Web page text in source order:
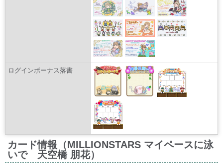
ログインボーナス落書
カード情報（MILLIONSTARS マイペースに泳
いで 天空橋 朋花）